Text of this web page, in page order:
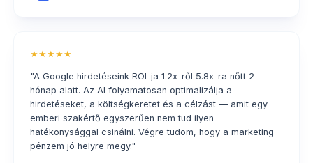
★★★★★
"A Google hirdetéseink ROI-ja 1.2x-ről 5.8x-ra nőtt 2
hónap alatt. Az AI folyamatosan optimalizálja a
hirdetéseket, a költségkeretet és a célzást — amit egy
emberi szakértő egyszerűen nem tud ilyen
hatékonysággal csinálni. Végre tudom, hogy a marketing
pénzem jó helyre megy."